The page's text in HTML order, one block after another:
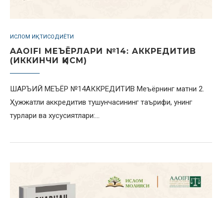
ИСЛОМ ИҚТИСОДИЁТИ
AAOIFI МЕЪЁРЛАРИ №14: АККРЕДИТИВ
(ИККИНЧИ ҚИСМ)
ШАРЪИЙ МЕЪЁР №14АККРЕДИТИВ Меъёрнинг матни 2.
Ҳужжатли аккредитив тушунчасининг таърифи, унинг
турлари ва хусусиятлари:…